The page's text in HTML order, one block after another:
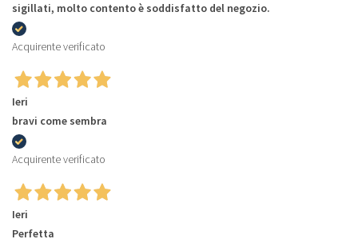
sigillati, molto contento è soddisfatto del negozio.
Acquirente verificato
Ieri
bravi come sembra
Acquirente verificato
Ieri
Perfetta